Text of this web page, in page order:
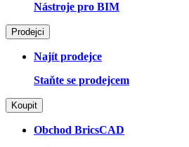
Nástroje pro BIM
Prodejci
Najít prodejce
Staňte se prodejcem
Koupit
Obchod BricsCAD